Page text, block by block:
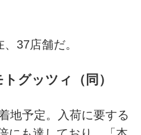
37店舗だ。
グッツィ（同）
地予定。入荷に要する